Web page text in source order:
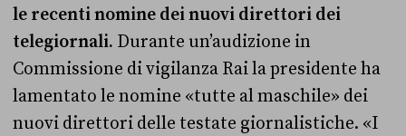
le recenti nomine dei nuovi direttori dei
telegiornali. Durante un’audizione in
Commissione di vigilanza Rai la presidente ha
lamentato le nomine «tutte al maschile» dei
nuovi direttori delle testate giornalistiche. «I